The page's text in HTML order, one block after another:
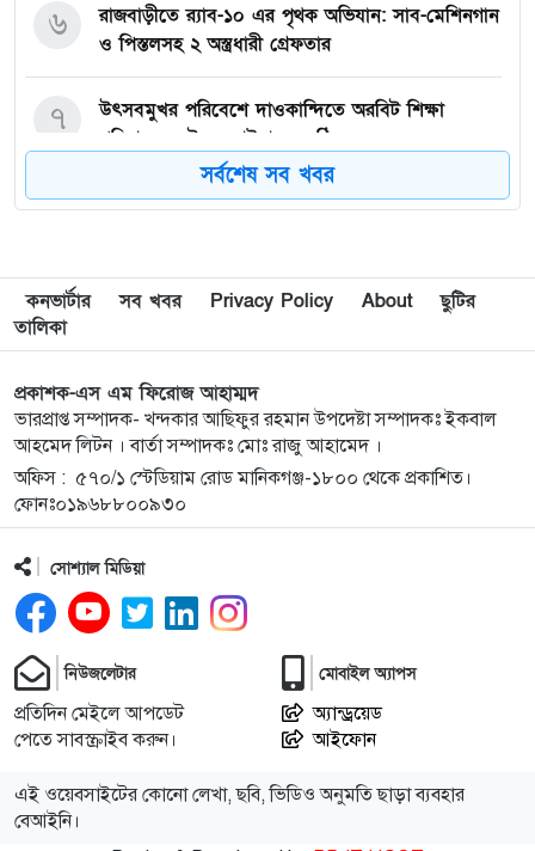
রাজবাড়ীতে র‍্যাব-১০ এর পৃথক অভিযান: সাব-মেশিনগান
ও পিস্তলসহ ২ অস্ত্রধারী গ্রেফতার
৬
উৎসবমুখর পরিবেশে দাওকান্দিতে অরবিট শিক্ষা
পরিবারের ফুটবল ফাইনাল অনুষ্ঠিত
৭
ইয়াবাসহ মাহমুদপুর ইউনিয়ন স্বেচ্ছাসেবক দলের নেতা
৮
দ্বিতীয় রানওয়ে ছাড়া থার্ড টার্মিনাল কি সত্যিই জিরো?
৯
অনৈতিক কর্মকাণ্ডের অভিযোগে ‘দৈনিক অভিযোগ বার্তা’র
স্টাফ রিপোর্টার শামীম আহমদকে বহিষ্কার
১০
জুলাই অভ্যুত্থানের দুই বছর: সিলেটের সাবেক মন্ত্রী-
এমপিরা কে কোথায়? ​
১১
গরু চুরির অভিযোগে তাঁতী লীগ নেতা গণধোলাইয়ের
শিকার, কারাগারে প্রেরণ
১২
গাজীপুর-৫ আসনের সাবেক এমপি আখতারুজ্জামান
গুলশানে আটক
১৩
পেট্রলবোমা বিস্ফোরণ
সর্বশেষ সব খবর
কনভার্টার সব খবর Privacy Policy About
ছুটির
তালিকা
প্রকাশক-এস এম ফিরোজ আহাম্মদ
ভারপ্রাপ্ত সম্পাদক- খন্দকার আছিফুর রহমান উপদেষ্টা সম্পাদকঃ ইকবাল
আহমেদ লিটন । বার্তা সম্পাদকঃ মোঃ রাজু আহামেদ ।
অফিস : ৫৭০/১ স্টেডিয়াম রোড মানিকগঞ্জ-১৮০০ থেকে প্রকাশিত।
ফোনঃ০১৯৬৮৮০০৯৩০
সোশ্যাল মিডিয়া
নিউজলেটার
প্রতিদিন মেইলে আপডেট
পেতে সাবস্ক্রাইব করুন।
মোবাইল অ্যাপস
অ্যান্ড্রয়েড
আইফোন
এই ওয়েবসাইটের কোনো লেখা, ছবি, ভিডিও অনুমতি ছাড়া ব্যবহার
বেআইনি।